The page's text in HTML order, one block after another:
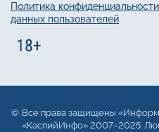
Политика
данных пользователей
Все права защищены
«КаспийИнфо» 2007–2025.